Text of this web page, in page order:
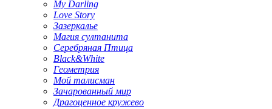
My Darling
Love Story
Зазеркалье
Магия султанита
Серебряная Птица
Black&White
Геометрия
Мой талисман
Зачарованный мир
Драгоценное кружево